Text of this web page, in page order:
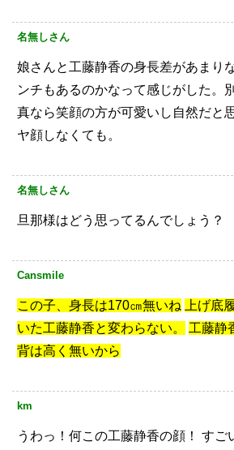
名無しさん
娘さんと工藤静香の身長差があまり
ンチもあるのかなって感じがした。
真なら笑顔の方が可愛いし自然だと
ヤ顔しなくても。
名無しさん
旦那様はどう思ってるんでしょう？
Cansmile
この子、身長は170㎝無いね
上げ底
いた工藤静香と変わらない。
工藤静
背は高く無いから
km
うわっ！何この工藤静香の顔！ すご